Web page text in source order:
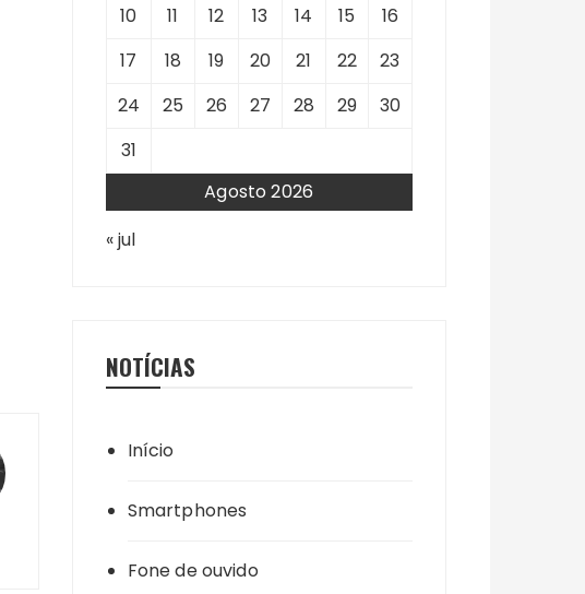
Agosto 2026
10
11 12 13 14 15
16
17
18 19 20 21 22
23
24
25 26 27 28 29
30
31
« jul
NOTÍCIAS
Início
Smartphones
Fone de ouvido